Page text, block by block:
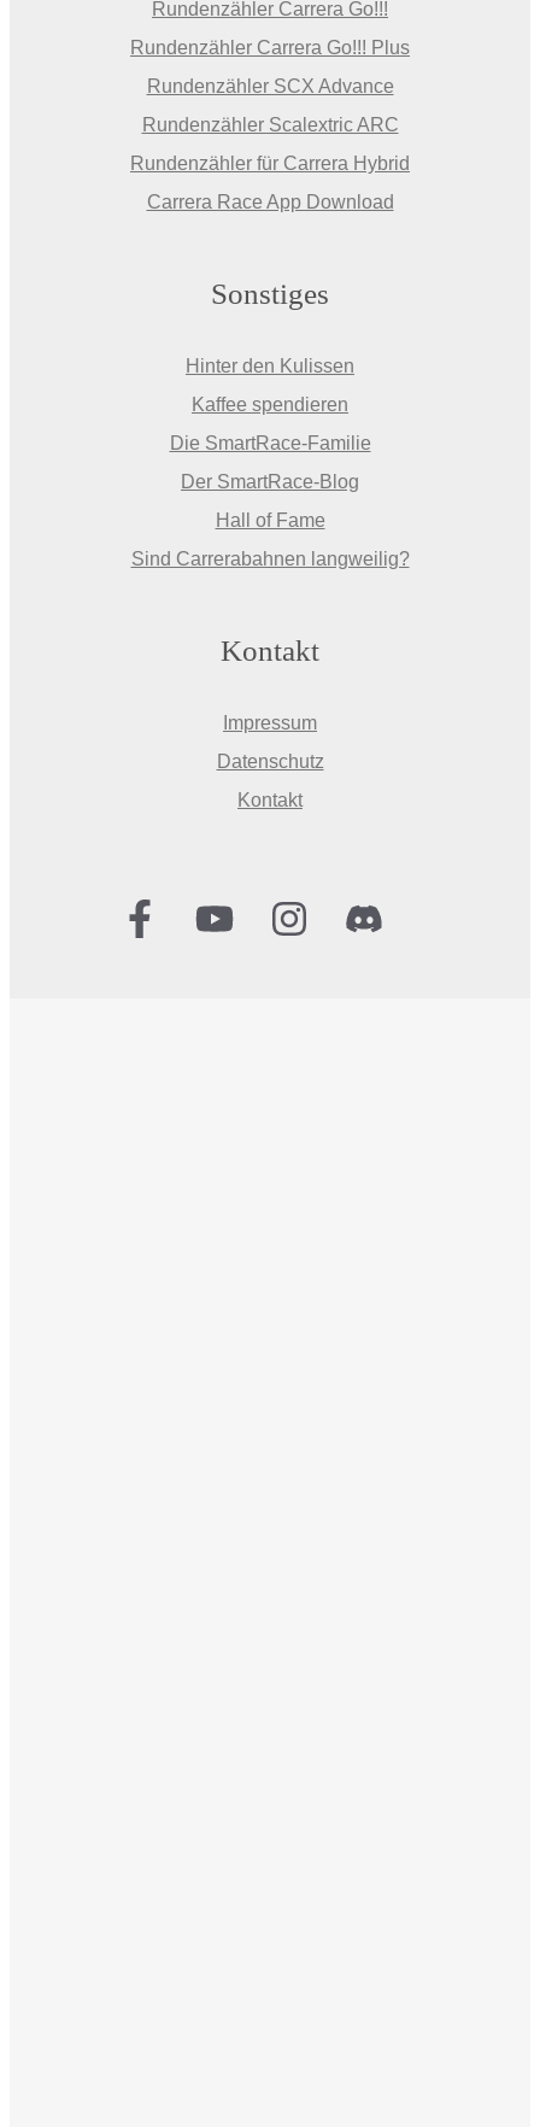
Rundenzähler Carrera Go!!!
Rundenzähler Carrera Go!!! Plus
Rundenzähler SCX Advance
Rundenzähler Scalextric ARC
Rundenzähler für Carrera Hybrid
Carrera Race App Download
Sonstiges
Hinter den Kulissen
Kaffee spendieren
Die SmartRace-Familie
Der SmartRace-Blog
Hall of Fame
Sind Carrerabahnen langweilig?
Kontakt
Impressum
Datenschutz
Kontakt